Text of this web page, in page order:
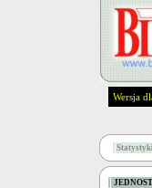
Wersja
Statystyki